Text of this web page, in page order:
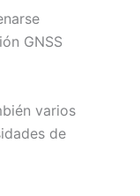
GNSS
varios
de